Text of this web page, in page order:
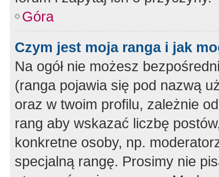
Góra
Czym jest moja ranga i jak
Na ogół nie możesz
(ranga pojawia się pod nazwą
oraz w twoim profilu, zależnie
rang aby wskazać liczbę
konkretne osoby, np.
specjalną rangę. Prosimy nie